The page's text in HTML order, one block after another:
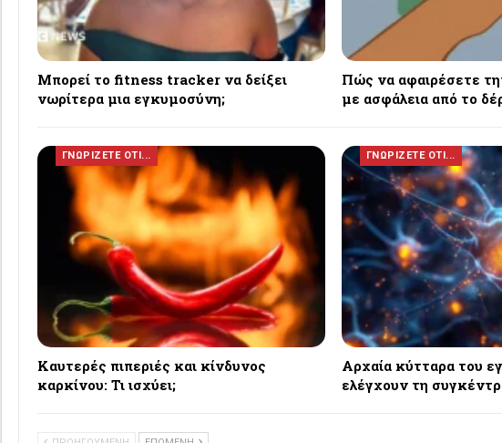
Μπορεί το fitness tracker να δείξει
νωρίτερα μια εγκυμοσύνη;
Πώς να αφαιρέσετε
με ασφάλεια από το
ΓΝΩΡΙΖΕΤΕ ΟΤΙ...
Καυτερές πιπεριές και κίνδυνος
καρκίνου: Τι ισχύει;
ΓΝΩΡΙΖΕΤΕ ΟΤΙ...
Αρχαία κύτταρα του
ελέγχουν τη